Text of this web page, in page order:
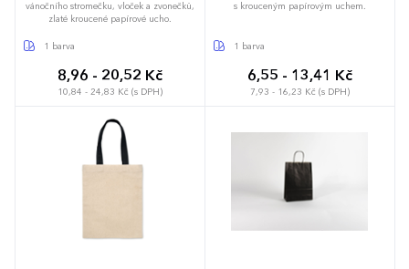
vánočního stromečku, vloček a zvonečků,
zlaté kroucené papírové ucho.
1 barva
8,96 - 20,52 Kč
10,84 - 24,83 Kč (s DPH)
s krouceným papírovým uchem.
1 barva
6,55 - 13,41 Kč
7,93 - 16,23 Kč (s DPH)